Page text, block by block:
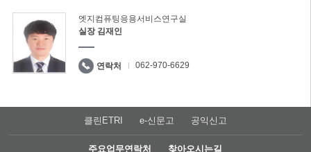
엣지컴퓨팅응용서비스연구실
실장 김재인
연락처 062-970-6629
클린ETRI e-신문고 공익신고
주요업무연락처 찾아오시는길